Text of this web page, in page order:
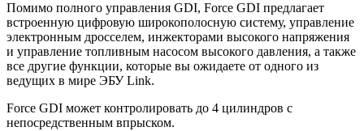
Помимо полного управления GDI, Force GDI предлагает
встроенную цифровую широкополосную систему, управление
электронным дросселем, инжекторами высокого напряжения
и управление топливным насосом высокого давления, а также
все другие функции, которые вы ожидаете от одного из
ведущих в мире ЭБУ Link.
Force GDI может контролировать до 4 цилиндров с
непосредственным впрыском.